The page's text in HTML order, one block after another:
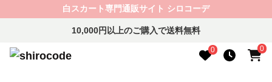
白スカート専門通販サイト シロコーデ
10,000円以上のご購入で送料無料
0 0